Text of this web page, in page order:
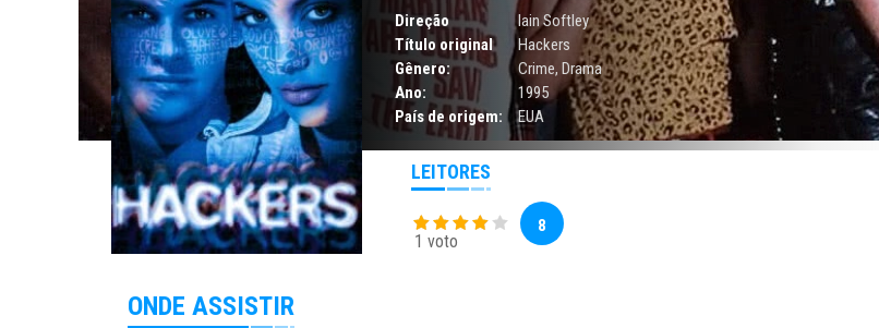
Direção
Iain Softley
Título original
Hackers
Gênero:
Crime,Drama
Ano:
1995
País de origem:
EUA
LEITORES
1 voto
8
ONDE ASSISTIR